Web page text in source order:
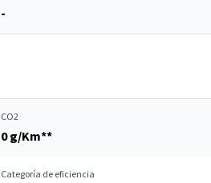
-
CO2
0 g/Km**
Categoría de eficiencia